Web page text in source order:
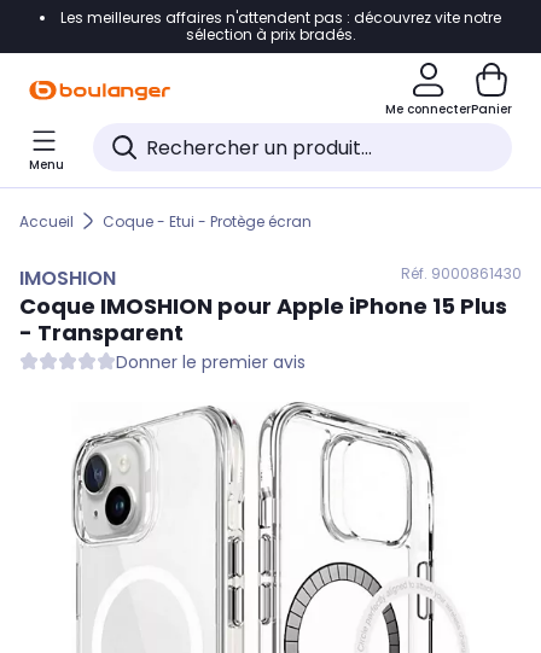
Accéder directement à la navigation
Accéder directement au pied de page
Accéder directement au chatbot
Les meilleures affaires n'attendent pas : découvrez vite notre
sélection à prix bradés.
Me connecterPanier
Menu
Accueil Coque - Etui - Protège écran
IMOSHION Réf. 9000861430
Coque IMOSHION pour Apple iPhone 15 Plus
- Transparent
Donner le premier avis